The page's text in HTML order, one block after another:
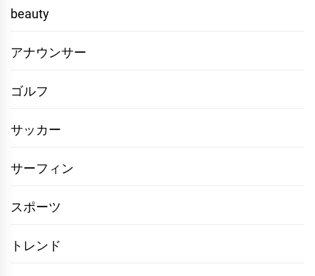
beauty
アナウンサー
ゴルフ
サッカー
サーフィン
スポーツ
トレンド